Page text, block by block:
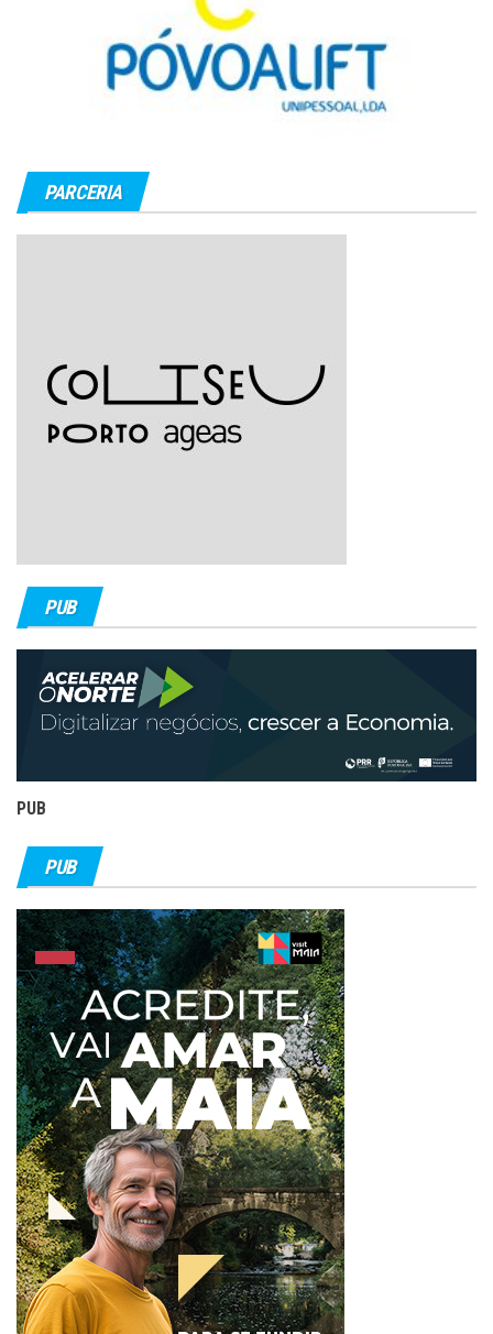
PARCERIA
PUB
PUB
PUB